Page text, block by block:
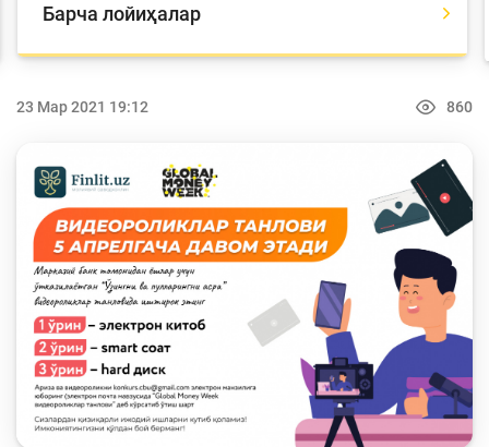
Барча лойиҳалар
Танловлар
World Savings day
Олимпиадалар ва чемпионатлар
Кейс-чемпионат
Тренинглар ва семинарлар
Finlit.uz янгиликлари
ОАВда лойиҳалар
Ўқув материаллари
Барча лойиҳалар
23 Мар 2021 19:12 860